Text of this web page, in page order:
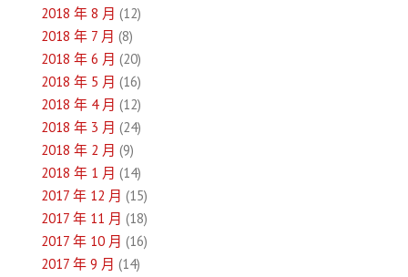
2018 年 8 月 (12)
2018 年 7 月 (8)
2018 年 6 月 (20)
2018 年 5 月 (16)
2018 年 4 月 (12)
2018 年 3 月 (24)
2018 年 2 月 (9)
2018 年 1 月 (14)
2017 年 12 月 (15)
2017 年 11 月 (18)
2017 年 10 月 (16)
2017 年 9 月 (14)